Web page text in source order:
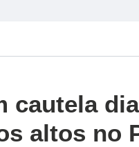
cautela
altos no